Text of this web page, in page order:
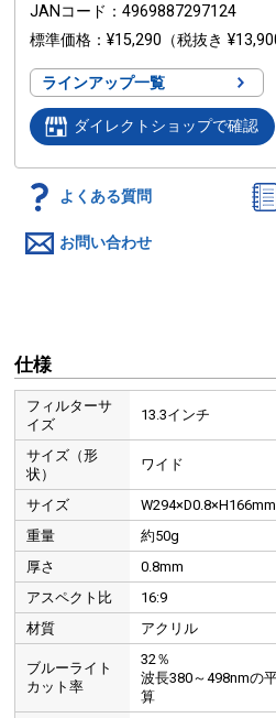
JANコード
4969887297124
標準価格
¥15,290 （税抜き
ラインアップ一覧
ダイレクトショップで確認
よくある質問
お問い合わせ
仕様
フィルターサ
イズ
13.3インチ
サイズ（形
状）
ワイド
サイズ
W294×D0.8×H166mm
重量
約50g
厚さ
0.8mm
アスペクト比
16:9
材質
アクリル
ブルーライト
カット率
32％
波長380～498nmの
算